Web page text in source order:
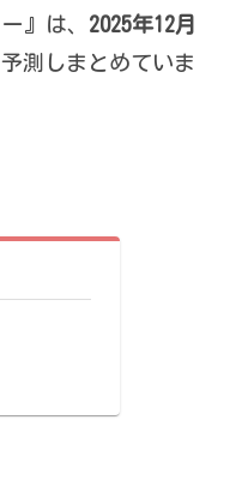
』は、 2025年12月
測しまとめていま